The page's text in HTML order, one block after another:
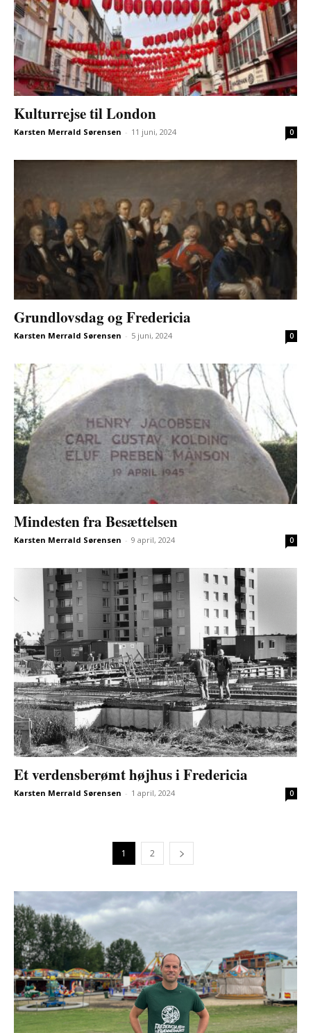
Kulturrejse til London
Karsten Merrald Sørensen - 11 juni, 2024 0
Grundlovsdag og Fredericia
Karsten Merrald Sørensen - 5 juni, 2024 0
Mindesten fra Besættelsen
Karsten Merrald Sørensen - 9 april, 2024 0
Et verdensberømt højhus i Fredericia
Karsten Merrald Sørensen - 1 april, 2024 0
1 2